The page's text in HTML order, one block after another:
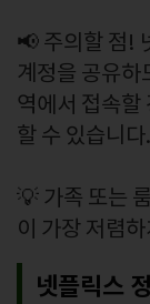
📢 주의할 점!
계정을 공유하
역에서 접속할
할 수 있습니다.
💡 가족 또는
이 가장 저렴
넷플릭스